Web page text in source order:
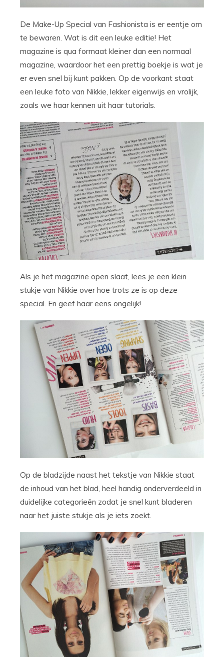
De Make-Up Special van Fashionista is er eentje om
te bewaren. Wat is dit een leuke editie! Het
magazine is qua formaat kleiner dan een normaal
magazine, waardoor het een prettig boekje is wat je
er even snel bij kunt pakken. Op de voorkant staat
een leuke foto van Nikkie, lekker eigenwijs en vrolijk,
zoals we haar kennen uit haar tutorials.
Als je het magazine open slaat, lees je een klein
stukje van Nikkie over hoe trots ze is op deze
special. En geef haar eens ongelijk!
Op de bladzijde naast het tekstje van Nikkie staat
de inhoud van het blad, heel handig onderverdeeld in
duidelijke categorieën zodat je snel kunt bladeren
naar het juiste stukje als je iets zoekt.